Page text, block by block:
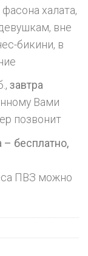
халата,
вне
бикини, в
завтра
Вами
позвонит
– бесплатно,
ПВЗ можно